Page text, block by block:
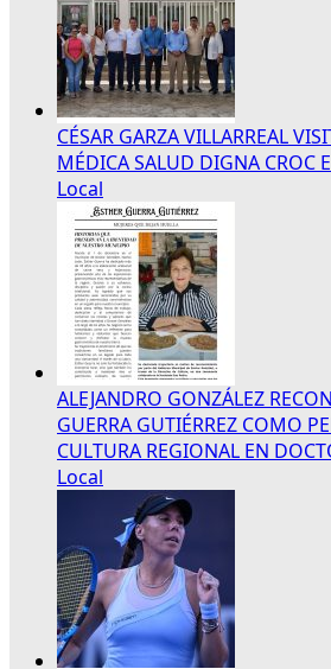
CÉSAR GARZA VILLARREAL
MÉDICA SALUD DIGNA CROC
Local
ALEJANDRO GONZÁLEZ
GUERRA GUTIÉRREZ COMO
CULTURA REGIONAL EN
Local